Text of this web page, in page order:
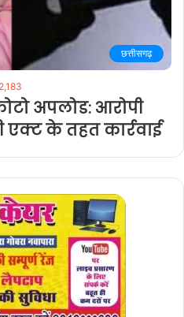
छत्तीसगढ़
2,183
अपलोड: आरोपी
के तहत कार्रवाई